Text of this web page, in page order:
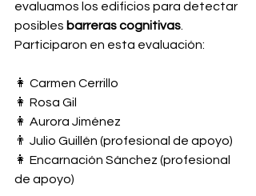
evaluamos los edificios para detectar
posibles barreras cognitivas
Participaron en esta evaluación:
👩 Carmen Cerrillo
👩 Rosa Gil
👩 Aurora Jiménez
👨 Julio Guillén (profesional de apoyo)
👩 Encarnación Sánchez (profesional
de apoyo)